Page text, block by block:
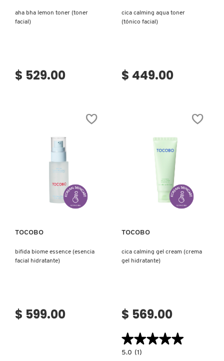
TOO FACED
TWEEZERMAN
URBAN DECAY
VALENTINO
VERSACE
aha bha lemon toner (toner
facial)
$ 529.00
cica calming aqua toner
(tónico facial)
$ 449.00
Ver más
TOCOBO
bifida biome essence (esencia
facial hidratante)
$ 599.00
Ver más
TOCOBO
cica calming gel cream (crema
gel hidratante)
$ 569.00
★★★★★
★★★★★
5.0
5.0 (1)